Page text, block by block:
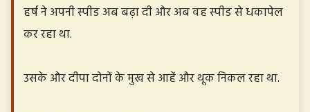
हर्ष ने अपनी स्पीड अब बढ़ा दी और अब वह स्पीड से धकापेल
कर रहा था.
उसके और दीपा दोनों के मुख से आहें और थूक निकल रहा था.